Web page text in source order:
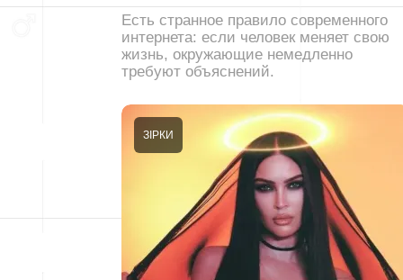
Есть странное правило современного
интернета: если человек меняет свою
жизнь, окружающие немедленно
требуют объяснений.
ЗІРКИ